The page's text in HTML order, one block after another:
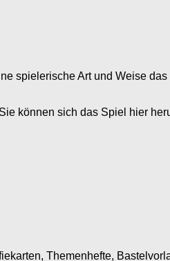
spielerische Art und Weise
können sich das Spiel hier
Themenhefte,